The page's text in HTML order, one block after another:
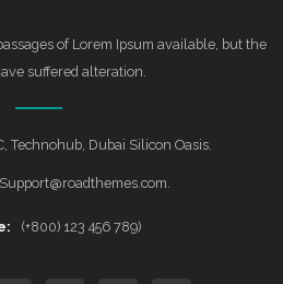
of Lorem Ipsum available, but the
suffered alteration.
Technohub, Dubai Silicon Oasis.
Support@roadthemes.com.
(+800) 123 456 789)